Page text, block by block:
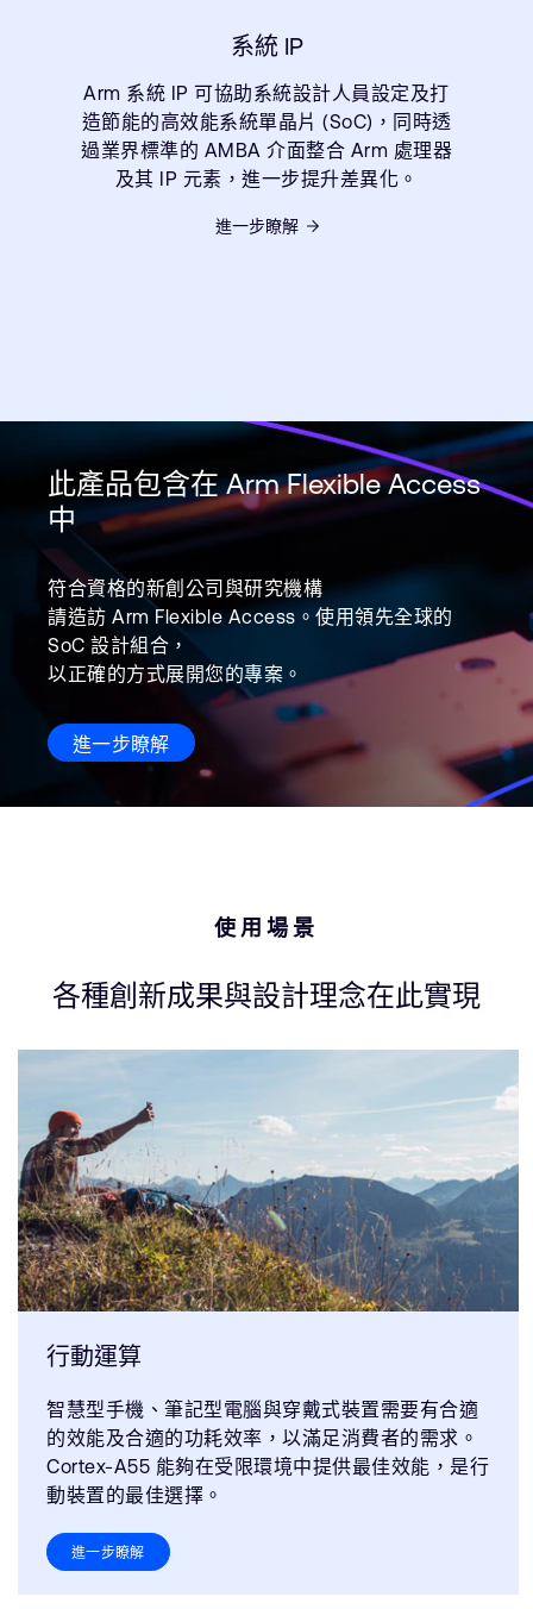
系統 IP
Arm 系統 IP 可協助系統設計人員設定及打
造節能的高效能系統單晶片 (SoC)，同時透
過業界標準的 AMBA 介面整合 Arm 處理器
及其 IP 元素，進一步提升差異化。
進一步瞭解
此產品包含在 Arm Flexible Access
中
符合資格的新創公司與研究機構
請造訪 Arm Flexible Access。使用領先全球的
SoC 設計組合，
以正確的方式展開您的專案。
進一步瞭解
使用場景
各種創新成果與設計理念在此實現
行動運算
智慧型手機、筆記型電腦與穿戴式裝置需要有合適
的效能及合適的功耗效率，以滿足消費者的需求。
Cortex-A55 能夠在受限環境中提供最佳效能，是行
動裝置的最佳選擇。
進一步瞭解